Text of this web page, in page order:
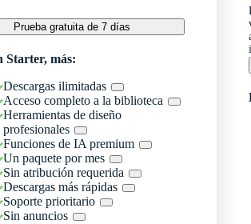
Prueba gratuita de 7 días
Starter, más:
Descargas ilimitadas
Acceso completo a la biblioteca
Herramientas de diseño
profesionales
Funciones de IA premium
Un paquete por mes
Sin atribución requerida
Descargas más rápidas
Soporte prioritario
Sin anuncios